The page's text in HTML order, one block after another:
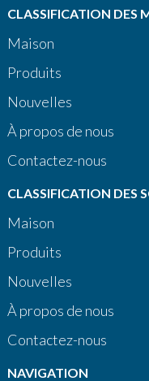
CLASSIFICATION DES
Maison
Produits
Nouvelles
À propos de nous
Contactez-nous
CLASSIFICATION DES
Maison
Produits
Nouvelles
À propos de nous
Contactez-nous
NAVIGATION